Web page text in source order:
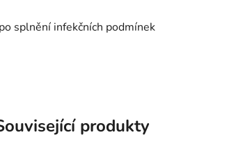
splnění infekčních podmínek
produkty